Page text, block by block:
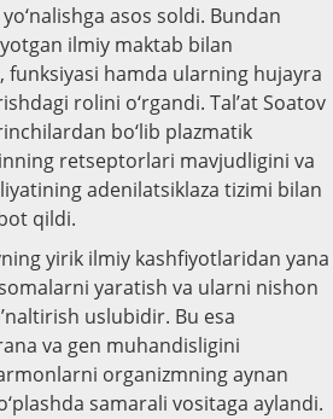
asos soldi. Bundan
ilmiy maktab bilan
hamda ularning hujayra
rolini o‘rgandi. Tal’at Soatov
bo‘lib plazmatik
retseptorlari mavjudligini va
adenilatsiklaza tizimi bilan
qildi.
yirik ilmiy kashfiyotlaridan yana
yaratish va ularni nishon
uslubidir. Bu esa
va gen muhandisligini
organizmning aynan
samarali vositaga aylandi.